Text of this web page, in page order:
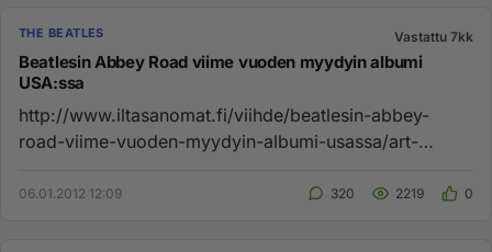
THE BEATLES Vastattu 7kk
Beatlesin Abbey Road viime vuoden myydyin albumi
USA:ssa
http://www.iltasanomat.fi/viihde/beatlesin-abbey-
road-viime-vuoden-myydyin-albumi-usassa/art-
06.01.2012 12:09 320 2219 0